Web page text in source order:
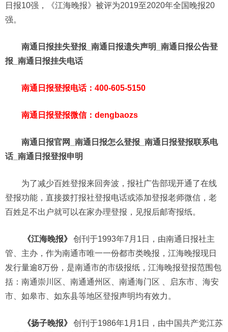
日报10强，《江海晚报》被评为2019至2020年全国晚报20
强。
南通日报挂失登报_南通日报遗失声明_南通日报公告登
报_南通日报挂失电话
南通日报登报电话：400-605-5150
南通日报登报微信：dengbaozs
南通日报官网_南通日报怎么登报_南通日报登报联系电
话_南通日报登报申明
为了减少百姓登报来回奔波，报社广告部现开通了在线
登报功能，直接拨打报社登报电话或添加登报老师微信，老
百姓足不出户就可以在家办理登报，见报后邮寄报纸。
《江海晚报》
创刊于1993年7月1日，由南通日报社主
管、主办，作为南通市唯一一份都市类晚报，江海晚报现日
发行量逾8万份，是南通市的市级报纸，江海晚报登报范围包
括：南通崇川区、南通通州区、南通海门区 、启东市、海安
市、如皋市、如东县等地区登报声明均有效力。
《扬子晚报》
创刊于1986年1月1日，由中国共产党江苏